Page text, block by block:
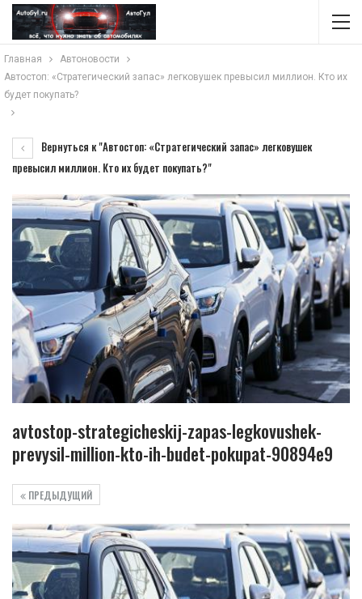
Главная
Автоновости
Автостоп: «Стратегический запас» легковушек превысил миллион. Кто их
будет покупать?
Вернуться к "Автостоп: «Стратегический запас» легковушек
превысил миллион. Кто их будет покупать?"
avtostop-strategicheskij-zapas-legkovushek-
prevysil-million-kto-ih-budet-pokupat-90894e9
ПРЕДЫДУЩИЙ